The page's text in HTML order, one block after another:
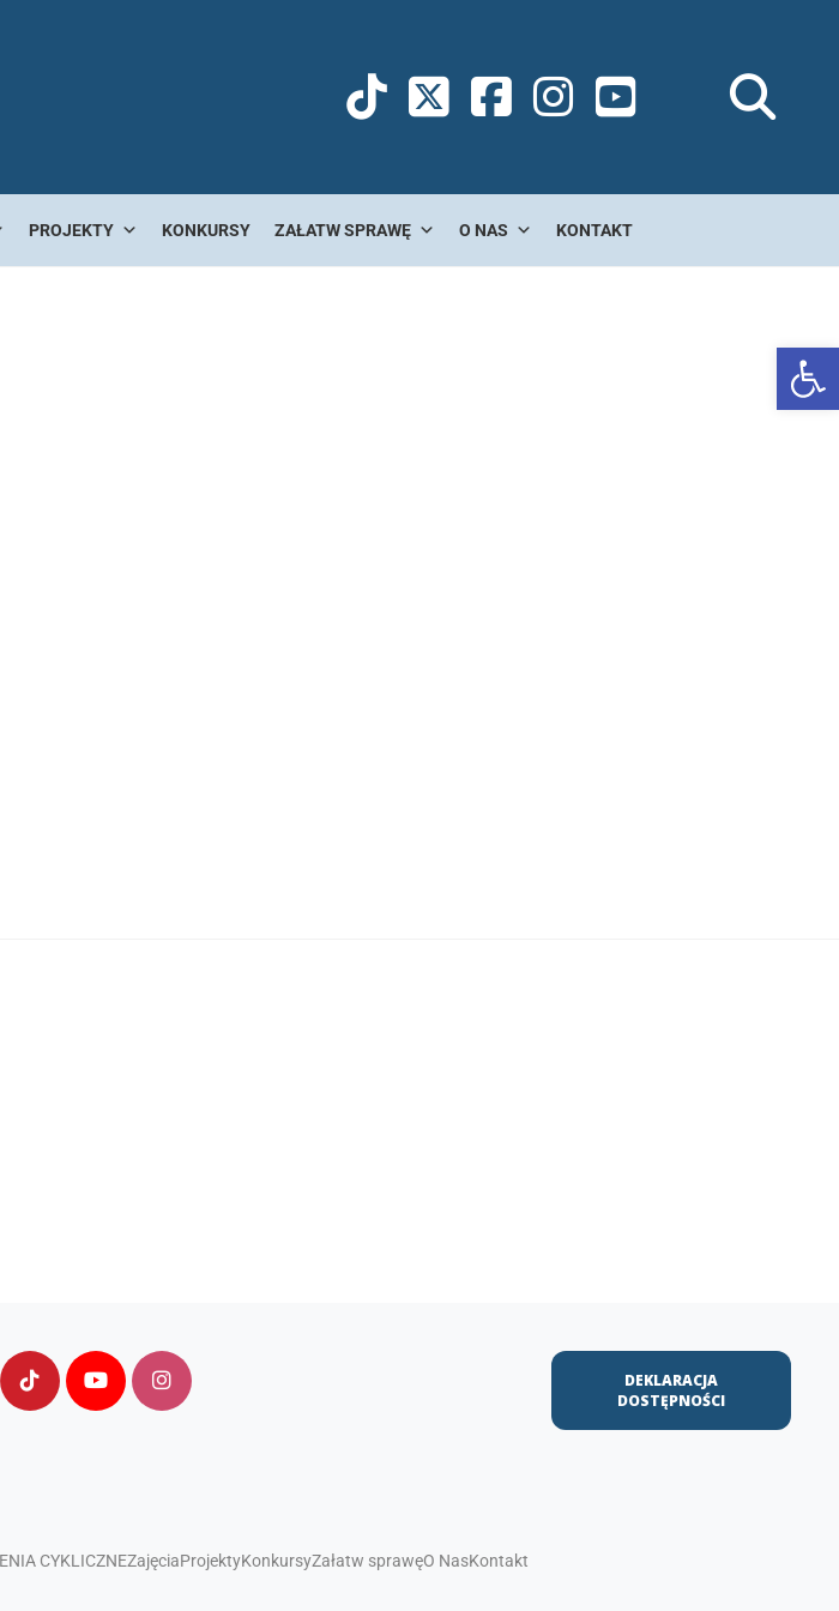
PROJEKTY KONKURSY ZAŁATW SPRAWĘ O NAS KONTAKT
DEKLARACJA
DOSTĘPNOŚCI
CYKLICZNEZajęciaProjektyKonkursyZałatw sprawęO NasKontakt